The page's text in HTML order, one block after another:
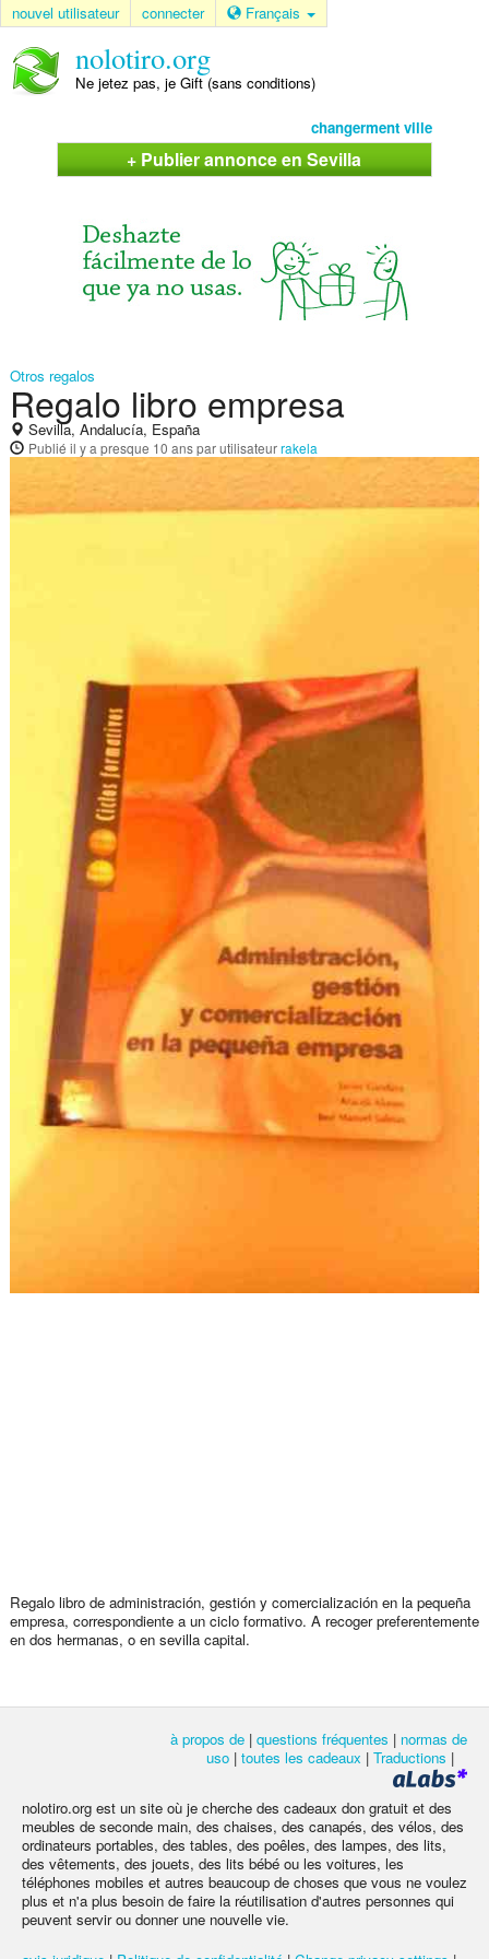
nouvel utilisateur connecter Français
nolotiro.org
Ne jetez pas, je Gift (sans conditions)
changerment ville
+ Publier annonce en Sevilla
Otros regalos
Regalo libro empresa
Sevilla, Andalucía, España
Publié il y a presque 10 anspar utilisateurrakela
Regalo libro de administración, gestión y comercialización en la pequeña
empresa, correspondiente a un ciclo formativo. A recoger preferentemente
en dos hermanas, o en sevilla capital.
à propos de | questions fréquentes | normas de
uso | toutes les cadeaux | Traductions |
nolotiro.org est un site où je cherche des cadeaux don gratuit et des
meubles de seconde main, des chaises, des canapés, des vélos, des
ordinateurs portables, des tables, des poêles, des lampes, des lits,
des vêtements, des jouets, des lits bébé ou les voitures, les
téléphones mobiles et autres beaucoup de choses que vous ne voulez
plus et n'a plus besoin de faire la réutilisation d'autres personnes qui
peuvent servir ou donner une nouvelle vie.